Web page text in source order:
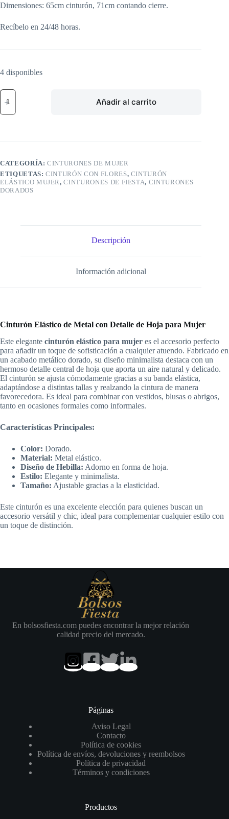
Dimensiones: 65cm cinturón, 71cm contando cierre.
Recíbelo en 24/48 horas.
4 disponibles
Cinturón
Elástico
para
Mujer
cantidad
Añadir al carrito
CATEGORÍA:CINTURONES DE MUJER
ETIQUETAS:CINTURÓN CON FLORES, CINTURÓN
ELÁSTICO MUJER,CINTURONES DE FIESTA, CINTURONES
DORADOS
Descripción
Información adicional
Cinturón Elástico de Metal con Detalle de Hoja para Mujer
Este elegante cinturón elástico para mujer es el accesorio perfecto
para añadir un toque de sofisticación a cualquier atuendo. Fabricado en
un acabado metálico dorado, su diseño minimalista destaca con un
hermoso detalle central de hoja que aporta un aire natural y delicado.
El cinturón se ajusta cómodamente gracias a su banda elástica,
adaptándose a distintas tallas y realzando la cintura de manera
favorecedora. Es ideal para combinar con vestidos, blusas o abrigos,
tanto en ocasiones formales como informales.
Características Principales:
Color: Dorado.
Material: Metal elástico.
Diseño de Hebilla: Adorno en forma de hoja.
Estilo: Elegante y minimalista.
Tamaño: Ajustable gracias a la elasticidad.
Este cinturón es una excelente elección para quienes buscan un
accesorio versátil y chic, ideal para complementar cualquier estilo con
un toque de distinción.
En bolsosfiesta.com puedes encontrar la mejor relación
calidad precio del mercado.
Páginas
Aviso Legal
Contacto
Política de cookies
Política de envíos, devoluciones y reembolsos
Política de privacidad
Términos y condiciones
Productos